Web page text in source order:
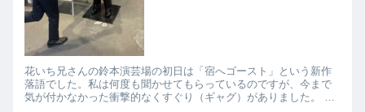
花いち兄さんの鈴本演芸場の初日は「宿へゴースト」という新作
落語でした。私は何度も聞かせてもらっているのですが、今まで
気が付かなかった衝撃的なくすぐり（ギャグ）がありました。 よ